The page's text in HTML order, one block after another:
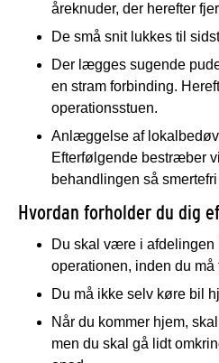
åreknuder, der herefter
De små snit lukkes til
Der lægges sugende
en stram forbinding.
operationsstuen.
Anlæggelse af
Efterfølgende bestræber
behandlingen så
Hvordan forholder du dig
Du skal være i afdelingen
operationen, inden du må
Du må ikke selv køre bil
Når du kommer hjem,
men du skal gå lidt